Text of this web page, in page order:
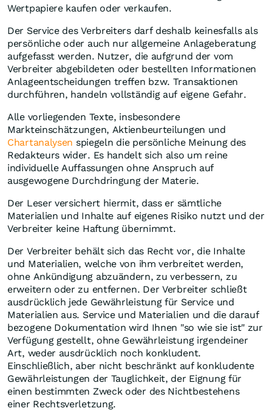
Wertpapiere kaufen oder verkaufen.
Der Service des Verbreiters darf deshalb keinesfalls als
persönliche oder auch nur allgemeine Anlageberatung
aufgefasst werden. Nutzer, die aufgrund der vom
Verbreiter abgebildeten oder bestellten Informationen
Anlageentscheidungen treffen bzw. Transaktionen
durchführen, handeln vollständig auf eigene Gefahr.
Alle vorliegenden Texte, insbesondere
Markteinschätzungen, Aktienbeurteilungen und
Chartanalysen spiegeln die persönliche Meinung des
Redakteurs wider. Es handelt sich also um reine
individuelle Auffassungen ohne Anspruch auf
ausgewogene Durchdringung der Materie.
Der Leser versichert hiermit, dass er sämtliche
Materialien und Inhalte auf eigenes Risiko nutzt und der
Verbreiter keine Haftung übernimmt.
Der Verbreiter behält sich das Recht vor, die Inhalte
und Materialien, welche von ihm verbreitet werden,
ohne Ankündigung abzuändern, zu verbessern, zu
erweitern oder zu entfernen. Der Verbreiter schließt
ausdrücklich jede Gewährleistung für Service und
Materialien aus. Service und Materialien und die darauf
bezogene Dokumentation wird Ihnen "so wie sie ist" zur
Verfügung gestellt, ohne Gewährleistung irgendeiner
Art, weder ausdrücklich noch konkludent.
Einschließlich, aber nicht beschränkt auf konkludente
Gewährleistungen der Tauglichkeit, der Eignung für
einen bestimmten Zweck oder des Nichtbestehens
einer Rechtsverletzung.